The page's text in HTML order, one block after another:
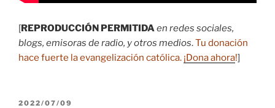
[REPRODUCCIÓN PERMITIDAen redes sociales,
blogs, emisoras de radio, y otros medios.Tu donación
hace fuerte la evangelización católica. ¡Dona ahora!]
PUBLICADO
2022/07/09